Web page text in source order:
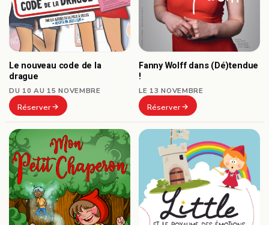
Le nouveau code de la
drague
DU 10 AU 15 NOVEMBRE
Réserver
Fanny Wolff dans (Dé)tendue
!
LE 13 NOVEMBRE
Réserver